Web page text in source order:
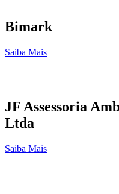
Bimark
Saiba Mais
JF Assessoria
Ltda
Saiba Mais